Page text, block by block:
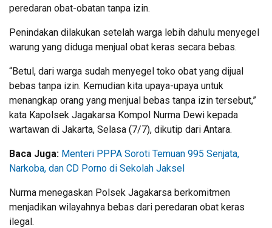
peredaran obat-obatan tanpa izin.
Penindakan dilakukan setelah warga lebih dahulu menyegel
warung yang diduga menjual obat keras secara bebas.
“Betul, dari warga sudah menyegel toko obat yang dijual
bebas tanpa izin. Kemudian kita upaya-upaya untuk
menangkap orang yang menjual bebas tanpa izin tersebut,”
kata Kapolsek Jagakarsa Kompol Nurma Dewi kepada
wartawan di Jakarta, Selasa (7/7), dikutip dari Antara.
Baca Juga: Menteri PPPA Soroti Temuan 995 Senjata,
Narkoba, dan CD Porno di Sekolah Jaksel
Nurma menegaskan Polsek Jagakarsa berkomitmen
menjadikan wilayahnya bebas dari peredaran obat keras
ilegal.